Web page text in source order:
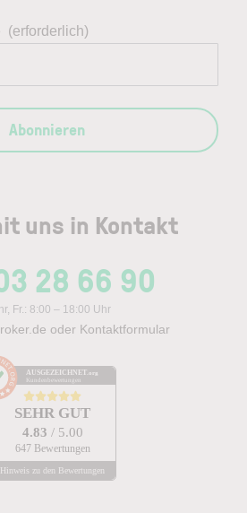
uns in Kontakt
28 66 90
Fr.: 8:00 – 18:00 Uhr
oder Kontaktformular
AUSGEZEICHNET .org
Kundenbewertungen
SEHR GUT
4.83 / 5.00
647 Bewertungen
Hinweis zu den Bewertungen
(erforderlich)
Abonnieren